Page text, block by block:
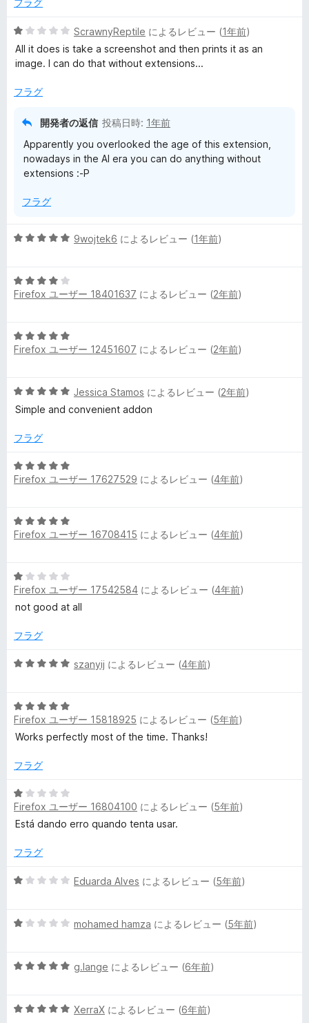
の
レ
ュ
ー
の
評
価
フラグ
5
段
階
1
ScrawnyReptile によるレビュー (1年前)
All it does is take a screenshot and then prints it as an
image. I can do that without extensions...
フラグ
開発者の返信 投稿日時: 1年前
Apparently you overlooked the age of this extension,
nowadays in the AI era you can do anything without
extensions :-P
フラグ
5
中
5
価
9wojtek6 によるレビュー (1年前)
5
段
4
の
Firefox ユーザー 18401637 によるレビュー (2年前)
5
段
5
の
価
Firefox ユーザー 12451607 によるレビュー (2年前)
5
段
中
の
評
Jessica Stamos によるレビュー (2年前)
Simple and convenient addon
フラグ
5
段
5
の
Firefox ユーザー 17627529 によるレビュー (4年前)
5
段
5
の
評
Firefox ユーザー 16708415 によるレビュー (4年前)
5
段
階
1
評
Firefox ユーザー 17542584 によるレビュー (4年前)
not good at all
フラグ
5
中
5
の
価
szanyij によるレビュー (4年前)
5
段
階
5
評
価
Firefox ユーザー 15818925 によるレビュー (5年前)
Works perfectly most of the time. Thanks!
フラグ
5
段
階
1
評
Firefox ユーザー 16804100 によるレビュー (5年前)
Está dando erro quando tenta usar.
フラグ
5
中
評
Eduarda Alves によるレビュー (5年前)
5
中
評
mohamed hamza によるレビュー (5年前)
5
中
g.lange によるレビュー (6年前)
5
XerraX によるレビュー (6年前)